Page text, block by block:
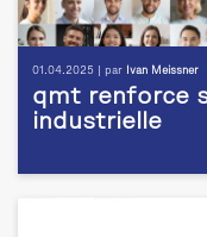
01.04.2025 | par Ivan Meissner
qmt renforce
industrielle